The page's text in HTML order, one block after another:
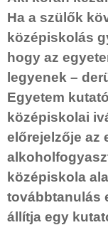
Ha a szülők
középiskolás
hogy az
legyenek –
Egyetem
középiskolai
előrejelzője az
középiskola
továbbtanulás
állítja egy